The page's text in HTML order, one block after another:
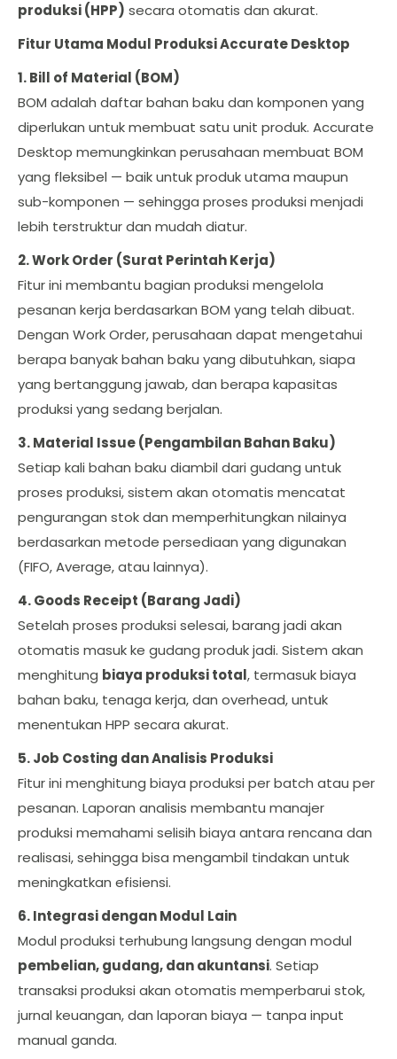
produksi (HPP) secara otomatis dan akurat.
Fitur Utama Modul Produksi Accurate Desktop
1. Bill of Material (BOM)
BOM adalah daftar bahan baku dan komponen yang
diperlukan untuk membuat satu unit produk. Accurate
Desktop memungkinkan perusahaan membuat BOM
yang fleksibel — baik untuk produk utama maupun
sub-komponen — sehingga proses produksi menjadi
lebih terstruktur dan mudah diatur.
2. Work Order (Surat Perintah Kerja)
Fitur ini membantu bagian produksi mengelola
pesanan kerja berdasarkan BOM yang telah dibuat.
Dengan Work Order, perusahaan dapat mengetahui
berapa banyak bahan baku yang dibutuhkan, siapa
yang bertanggung jawab, dan berapa kapasitas
produksi yang sedang berjalan.
3. Material Issue (Pengambilan Bahan Baku)
Setiap kali bahan baku diambil dari gudang untuk
proses produksi, sistem akan otomatis mencatat
pengurangan stok dan memperhitungkan nilainya
berdasarkan metode persediaan yang digunakan
(FIFO, Average, atau lainnya).
4. Goods Receipt (Barang Jadi)
Setelah proses produksi selesai, barang jadi akan
otomatis masuk ke gudang produk jadi. Sistem akan
menghitung biaya produksi total, termasuk biaya
bahan baku, tenaga kerja, dan overhead, untuk
menentukan HPP secara akurat.
5. Job Costing dan Analisis Produksi
Fitur ini menghitung biaya produksi per batch atau per
pesanan. Laporan analisis membantu manajer
produksi memahami selisih biaya antara rencana dan
realisasi, sehingga bisa mengambil tindakan untuk
meningkatkan efisiensi.
6. Integrasi dengan Modul Lain
Modul produksi terhubung langsung dengan modul
pembelian, gudang, dan akuntansi. Setiap
transaksi produksi akan otomatis memperbarui stok,
jurnal keuangan, dan laporan biaya — tanpa input
manual ganda.